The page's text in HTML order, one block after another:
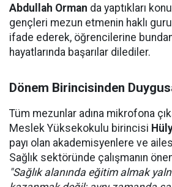
Abdullah Orman da yaptıkları
gençleri mezun etmenin haklı
ifade ederek, öğrencilerine
hayatlarında başarılar dilediler.
Dönem Birincisinden
Tüm mezunlar adına mikrofona
Meslek Yüksekokulu birincisi
payı olan akademisyenlere ve
Sağlık sektöründe çalışmanın
"Sağlık alanında eğitim almak